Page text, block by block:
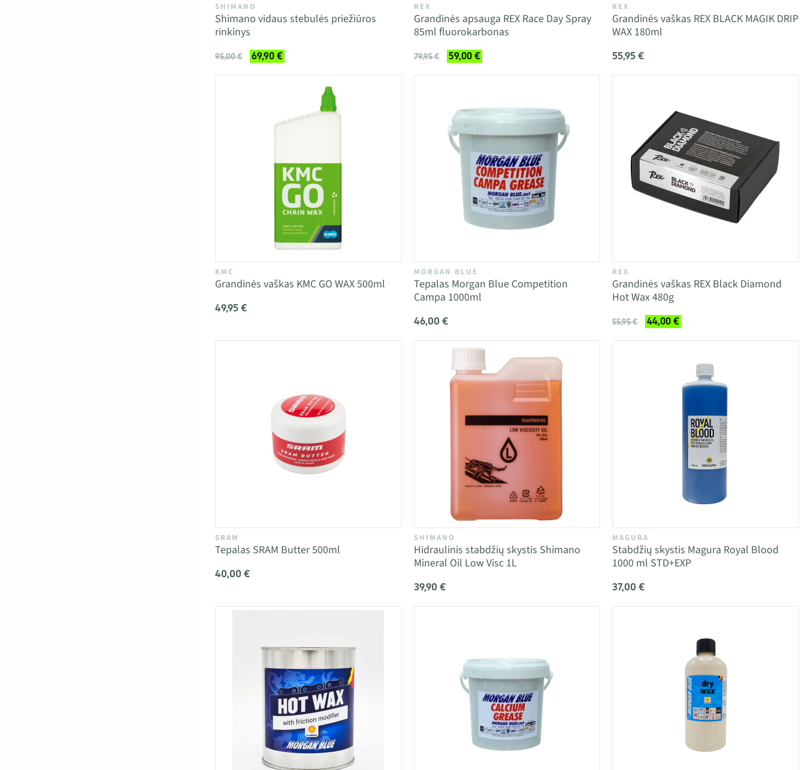
SHIMANO
Shimano vidaus stebulės priežiūros
rinkinys
95,00 € 69,90 €
REX
Grandinės apsauga REX Race Day Spray
85ml fluorokarbonas
79,95 € 59,00 €
REX
Grandinės vaškas REX BLACK MAGIK DRIP
WAX 180ml
55,95 €
KMC
Grandinės vaškas KMC GO WAX 500ml
49,95 €
MORGAN BLUE
Tepalas Morgan Blue Competition
Campa 1000ml
46,00 €
REX
Grandinės vaškas REX Black Diamond
Hot Wax 480g
55,95 € 44,00 €
SRAM
Tepalas SRAM Butter 500ml
40,00 €
SHIMANO
Hidraulinis stabdžių skystis Shimano
Mineral Oil Low Visc 1L
39,90 €
MAGURA
Stabdžių skystis Magura Royal Blood
1000 ml STD+EXP
37,00 €